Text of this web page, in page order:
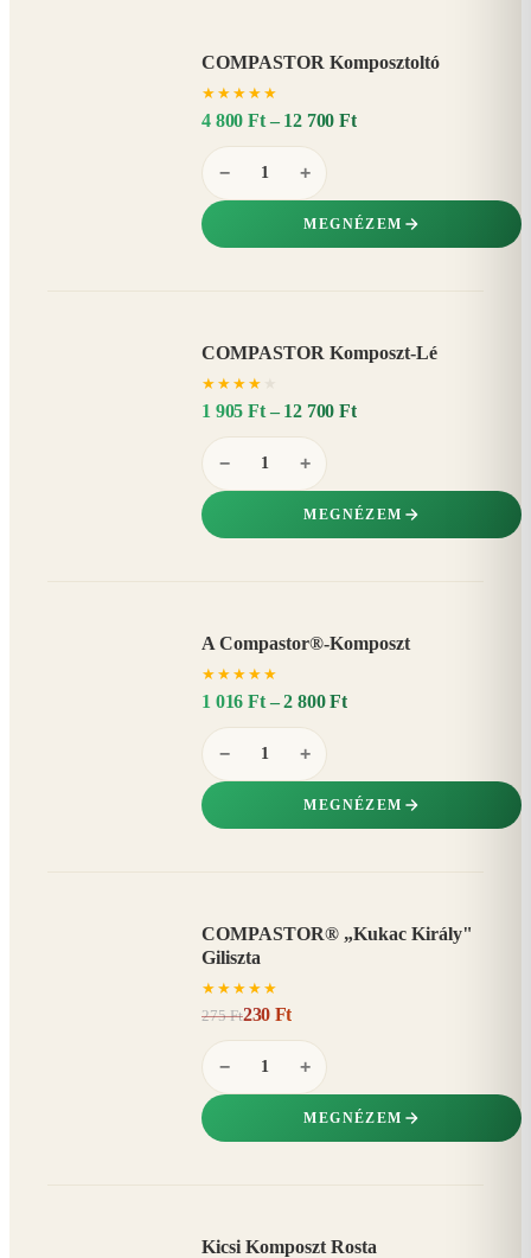
COMPASTOR Komposztoltó
★ ★ ★ ★ ★
4 800 Ft – 12 700 Ft
− +
MEGNÉZEM
COMPASTOR Komposzt-Lé
★ ★ ★ ★
1 905 Ft – 12 700 Ft
− +
MEGNÉZEM
A Compastor®-Komposzt
★ ★ ★ ★ ★
1 016 Ft – 2 800 Ft
− +
MEGNÉZEM
COMPASTOR® „Kukac Király"
Giliszta
★ ★ ★ ★ ★
275 Ft230 Ft
− +
MEGNÉZEM
Kicsi Komposzt Rosta